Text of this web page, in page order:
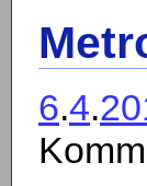
6.4.